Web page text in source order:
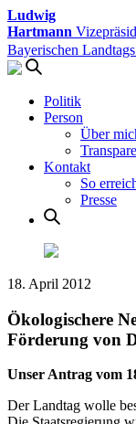
Ludwig
Hartmann
Bayerischen Landtags
Politik
Person
Über
Kontakt
So
Presse
18. April 2012
Ökologischere
Förderung von
Unser Antrag vom
Der Landtag wolle